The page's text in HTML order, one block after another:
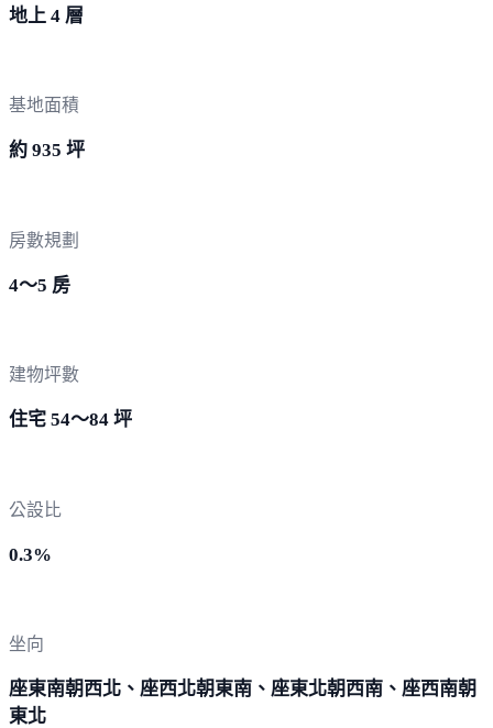
地上 4 層
基地面積
約 935 坪
房數規劃
4～5 房
建物坪數
住宅 54～84 坪
公設比
0.3%
坐向
座東南朝西北、座西北朝東南、座東北朝西南、座西南朝
東北